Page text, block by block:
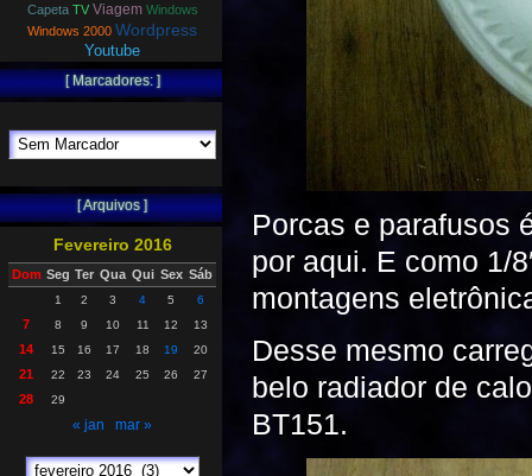
Porcas e parafusos
por aqui. E como 1/
montagens
Desse mesmo
belo radiador de
BT151.
Capeta TV Viagem Windows
Windows 2000 Wordpress
Youtube
[ Marcadores: ]
[ Arquivos ]
Fevereiro 2016
Dom Seg Ter Qua Qui Sex Sáb
1 2 3 4 5 6
7 8 9 10 11 12 13
14 15 16 17 18 19 20
21 22 23 24 25 26 27
28 29
« jan mar »